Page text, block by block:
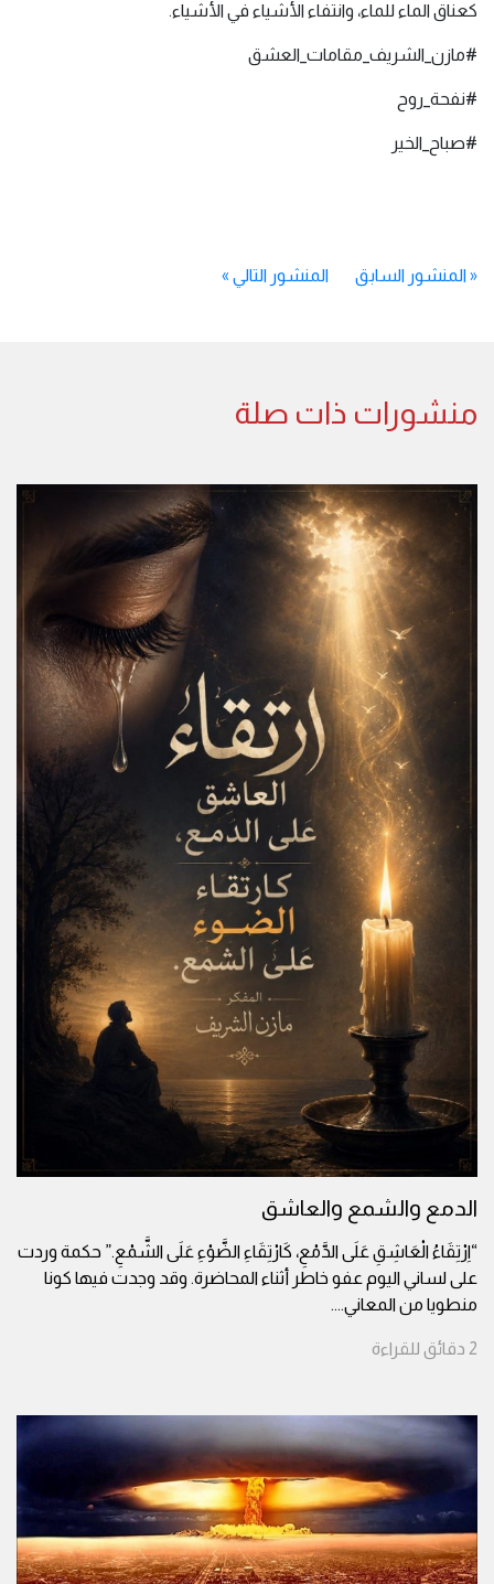
كعناق الماء للماء، وانتفاء الأشياء في الأشياء.
#مازن_الشريف_مقامات_العشق
#نفحة_روح
#صباح_الخير
«المنشور السابق المنشور التالي »
منشورات ذات صلة
الدمع والشمع والعاشق
“اِرْتِقَاءُ الْعَاشِقِ عَلَى الدَّمْعِ، كَارْتِقَاءِ الضَّوْءِ عَلَى الشَّمْعِ.” حكمة وردت
على لساني اليوم عفو خاطر أثناء المحاضرة. وقد وجدت فيها كونا
منطويا من المعاني....
2 دقائق للقراءة